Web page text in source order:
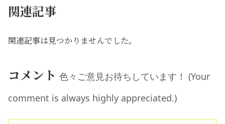
関連記事
関連記事は見つかりませんでした。
コメント 色々ご意見お待ちしています！ (Your
comment is always highly appreciated.)